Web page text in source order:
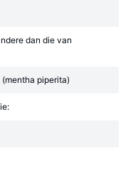
dan die van
piperita)